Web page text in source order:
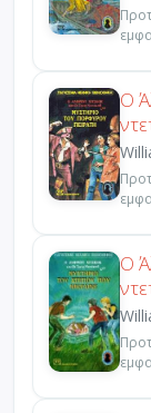
Ο
Ο
που